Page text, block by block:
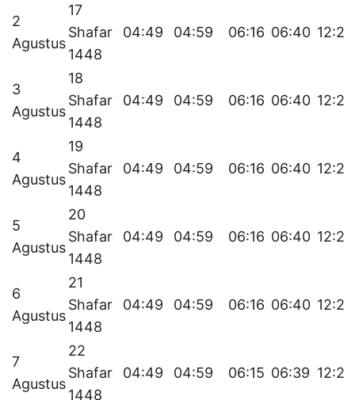
2
Agustus
17
Shafar
1448
04:49 04:59 06:16 06:40 12:22
3
Agustus
18
Shafar
1448
04:49 04:59 06:16 06:40 12:22
4
Agustus
19
Shafar
1448
04:49 04:59 06:16 06:40 12:22
5
Agustus
20
Shafar
1448
04:49 04:59 06:16 06:40 12:22
6
Agustus
21
Shafar
1448
04:49 04:59 06:16 06:40 12:22
7
Agustus
22
Shafar
1448
04:49 04:59 06:15 06:39 12:22